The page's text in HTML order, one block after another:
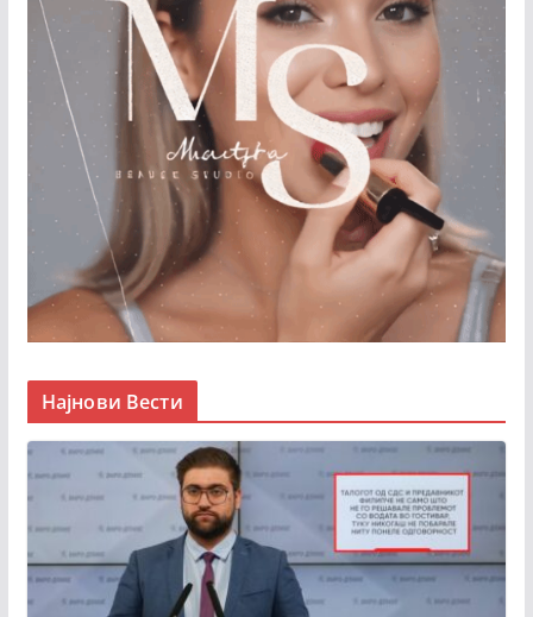
Најнови Вести